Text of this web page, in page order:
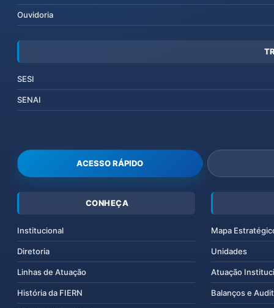
Ouvidoria
SESI
SENAI
ACESSO RÁPIDO
CONHEÇA
Institucional
Diretoria
Linhas de Atuação
História da FIERN
Mapa
Unidades
Atuação
Balanços e